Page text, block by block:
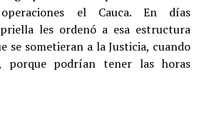
el Cauca. En días
les ordenó a esa estructura
se sometieran a la Justicia, cuando
porque podrían tener las horas